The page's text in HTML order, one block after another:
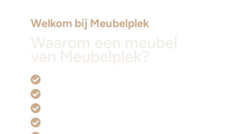
Welkom bij Meubelplek
Waarom een meubel
van Meubelplek?